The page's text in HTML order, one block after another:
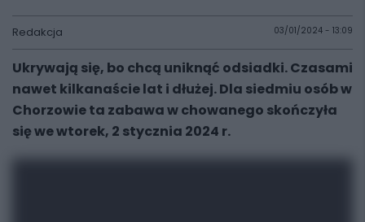
Redakcja 03/01/2024 - 13:09
Ukrywają się, bo chcą uniknąć odsiadki. Czasami
nawet kilkanaście lat i dłużej. Dla siedmiu osób w
Chorzowie ta zabawa w chowanego skończyła
się we wtorek, 2 stycznia 2024 r.